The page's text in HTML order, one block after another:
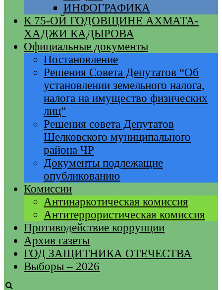
ИНФОГРАФИКА
К 75-ОЙ ГОДОВЩИНЕ АХМАТА-
ХАДЖИ КАДЫРОВА
Официальные документы
Постановление
Решения Совета Депутатов “Об
установлении земельного налога,
налога на имущество физических
лиц”
Решения совета Депутатов
Шелковского муниципального
района ЧР
Документы подлежащие
опубликованию
Комиссии
Антинаркотическая комиссия
Антитеррористическая комиссия
Противодействие коррупции
Архив газеты
ГОД ЗАЩИТНИКА ОТЕЧЕСТВА
Выборы – 2026